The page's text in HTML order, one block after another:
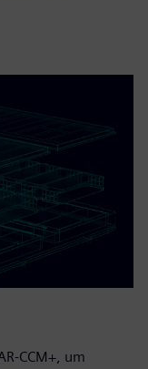
CCM+, um